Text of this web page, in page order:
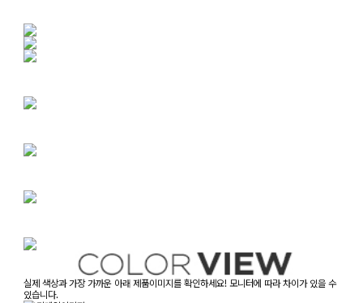
실제 색상과 가장 가까운 아래 제품이미지를 확인하세요! 모니터에 따라 차이가 있을 수
있습니다.